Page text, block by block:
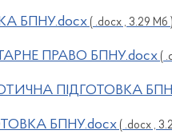
БПНУ.docx ( .docx , 3.29 Мб )
ПРАВО БПНУ.docx (
ПІДГОТОВКА
БПНУ.docx ( .docx ,